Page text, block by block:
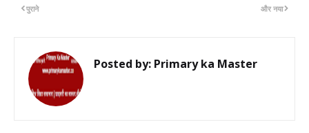
और नया
पुराने
Posted by: Primary ka Master